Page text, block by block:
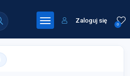
0
Zaloguj się